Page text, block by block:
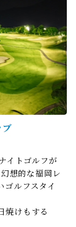
イトゴルフが
想的な福岡レ
ゴルフスタイ
焼けもする